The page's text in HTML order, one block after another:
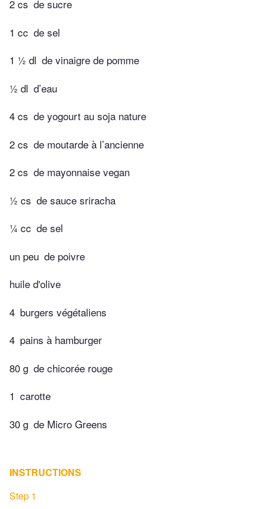
2 cs de sucre
1 cc de sel
1 ½ dl de vinaigre de pomme
½ dl d’eau
4 cs de yogourt au soja nature
2 cs de moutarde à l’ancienne
2 cs de mayonnaise vegan
½ cs de sauce sriracha
¼ cc de sel
un peu de poivre
huile d'olive
4 burgers végétaliens
4 pains à hamburger
80 g de chicorée rouge
1 carotte
30 g de Micro Greens
INSTRUCTIONS
Step 1